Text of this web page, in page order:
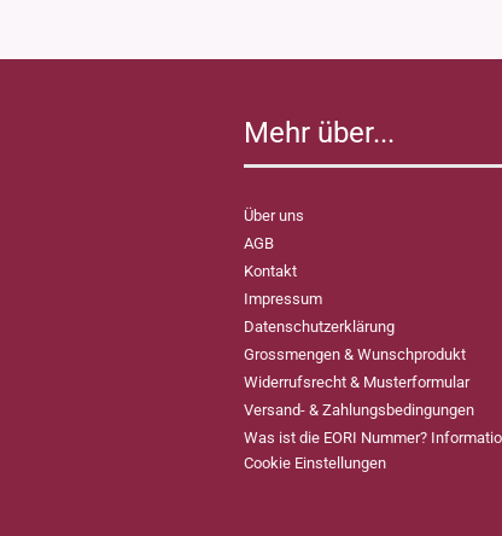
Mehr über...
Über uns
AGB
Kontakt
Impressum
Datenschutzerklärung
Grossmengen & Wunschprodukt
Widerrufsrecht & Musterformular
Versand- & Zahlungsbedingungen
Was ist die EORI Nummer?
Cookie Einstellungen